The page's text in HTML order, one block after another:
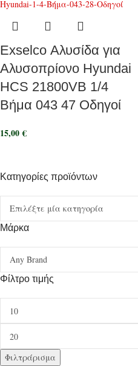
Κατηγορίες προϊόντων
Μάρκα
Φίλτρο τιμής
Φιλτράρισμα
Exselco Αλυσίδα για
Αλυσοπρίονο Hyundai
HCS 21800VB 1/4
Βήμα 043 47 Οδηγοί
15,00€